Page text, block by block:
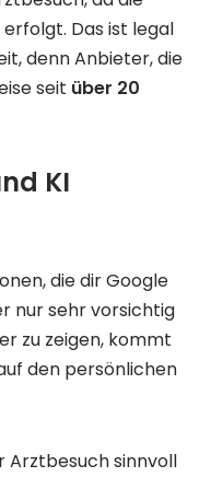
Das ist legal
denn Anbieter, die
seit über 20
KI
die dir Google
nur sehr vorsichtig
zu zeigen, kommt
den persönlichen
Arztbesuch sinnvoll